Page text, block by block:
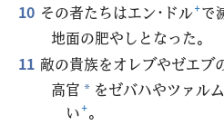
10 その者たちはエン･ドル+で
地面の肥やしとなった。
11 敵の貴族をオレブやゼエブ
高官 * をゼバハやツァル
い+。